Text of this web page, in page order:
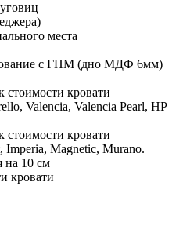
места
с ГПМ (дно МДФ 6мм)
стоимости кровати
Valencia, Valencia Pearl, HP
стоимости кровати
Magnetic, Murano.
на 10 см
кровати